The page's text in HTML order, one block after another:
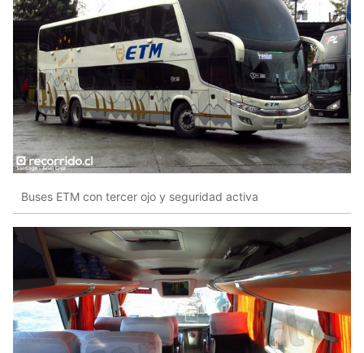
Buses ETM con tercer ojo y seguridad activa